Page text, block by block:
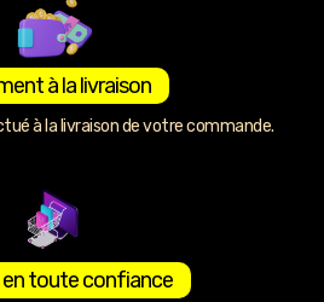
à la livraison
à la livraison de votre commande.
toute confiance